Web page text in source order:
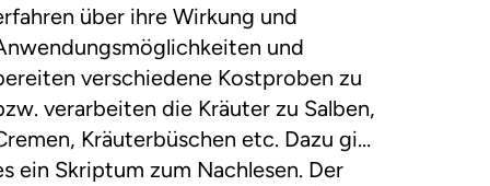
über ihre Wirkung und
und
verschiedene Kostproben zu
verarbeiten die Kräuter zu Salben,
Kräuterbüschen etc. Dazu gibt
ein Skriptum zum Nachlesen. Der